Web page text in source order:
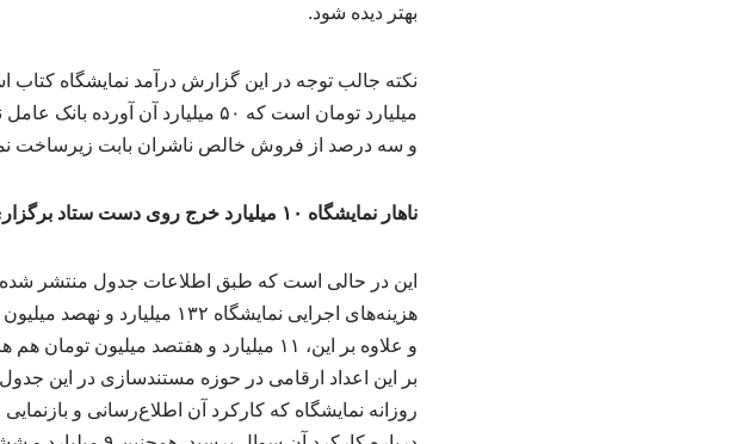
بهتر دیده شود.
میلیارد تومان است که ۵۰ میلیارد آن آورده بانک عامل نمایشگاه و باقی آورده تبلیغات محیطی،
و سه درصد از فروش خالص ناشران بابت زیرساخت
ناهار نمایشگاه ۱۰ میلیارد خرج روی دست ستاد برگزاری نمایشگاه کتاب گذاشت
این در حالی است که طبق اطلاعات جدول منتشر
و علاوه بر این، ۱۱ میلیارد و هفتصد
بر این اعداد ارقامی در حوزه مستندسازی در